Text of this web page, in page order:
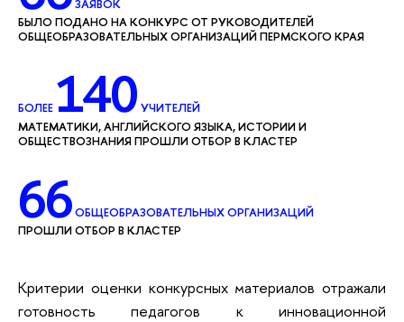
БЫЛО ПОДАНО НА КОНКУРС ОТ РУКОВОДИТЕЛЕЙ
ОБЩЕОБРАЗОВАТЕЛЬНЫХ ОРГАНИЗАЦИЙ ПЕРМСКОГО КРАЯ
БОЛЕЕ 140 УЧИТЕЛЕЙ
МАТЕМАТИКИ, АНГЛИЙСКОГО ЯЗЫКА, ИСТОРИИ И
ОБЩЕСТВОЗНАНИЯ ПРОШЛИ ОТБОР В КЛАСТЕР
66ОБЩЕОБРАЗОВАТЕЛЬНЫХ ОРГАНИЗАЦИЙ
ПРОШЛИ ОТБОР В КЛАСТЕР
Критерии оценки конкурсных материалов отражали
готовность педагогов к инновационной